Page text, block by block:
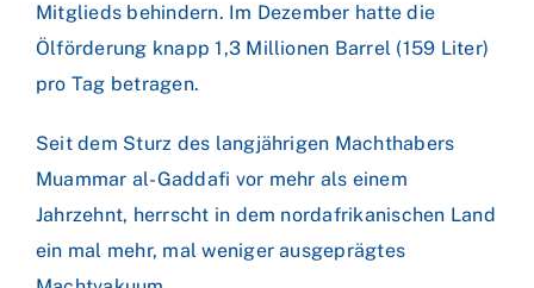
Mitglieds behindern. Im Dezember hatte die
Ölförderung knapp 1,3 Millionen Barrel (159 Liter)
pro Tag betragen.
Seit dem Sturz des langjährigen Machthabers
Muammar al-Gaddafi vor mehr als einem
Jahrzehnt, herrscht in dem nordafrikanischen Land
ein mal mehr, mal weniger ausgeprägtes